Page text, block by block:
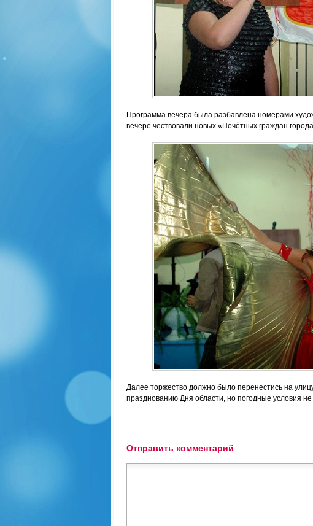
Программа вечера была разбавлена номерами
вечере чествовали новых «Почётных граждан
Далее торжество должно было перенестись на
празднованию Дня области, но погодные условия не
Отправить комментарий